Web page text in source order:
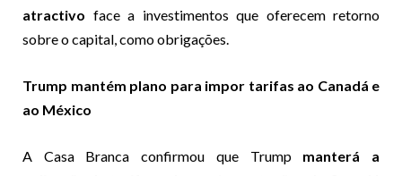
atractivo face a investimentos que oferecem retorno
sobre o capital, como obrigações.
Trump mantém plano para impor tarifas ao Canadá e
ao México
A Casa Branca confirmou que Trump manterá a